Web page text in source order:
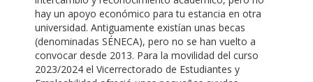
hay un apoyo económico para tu estancia en otra
universidad. Antiguamente existían unas becas
(denominadas SÉNECA), pero no se han vuelto a
convocar desde 2013. Para la movilidad del curso
2023/2024 el Vicerrectorado de Estudiantes y